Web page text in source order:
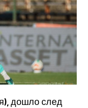
дошло след